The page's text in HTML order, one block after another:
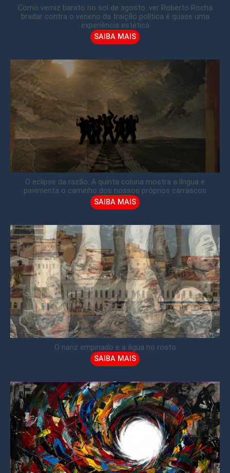
Como verniz barato no sol de agosto: ver Roberto Rocha
bradar contra o veneno da traição política é quase uma
experiência estética
SAIBA MAIS
O eclipse da razão: A quinta coluna mostra a língua e
pavimenta o caminho dos nossos próprios carrascos
SAIBA MAIS
O nariz empinado e a água no rosto
SAIBA MAIS